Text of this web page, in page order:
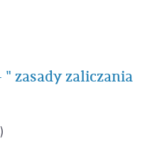
zasady zaliczania